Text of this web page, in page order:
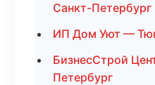
Санкт-Петербург
ИП Дом Уют —
БизнесСтрой
Петербург